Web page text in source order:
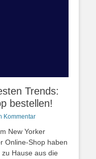
Trends:
bestellen!
Kommentar
New Yorker
Online-Shop haben
Hause aus die